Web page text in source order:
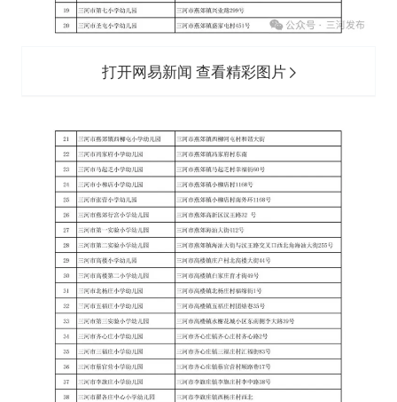
打开网易新闻 查看精彩图片